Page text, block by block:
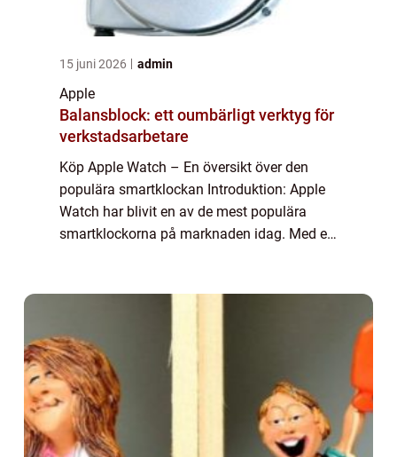
15 juni 2026 admin
Apple
Balansblock: ett oumbärligt verktyg för
verkstadsarbetare
Köp Apple Watch – En översikt över den
populära smartklockan Introduktion: Apple
Watch har blivit en av de mest populära
smartklockorna på marknaden idag. Med en